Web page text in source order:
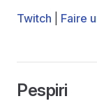
Twitch Faire
Pespiri